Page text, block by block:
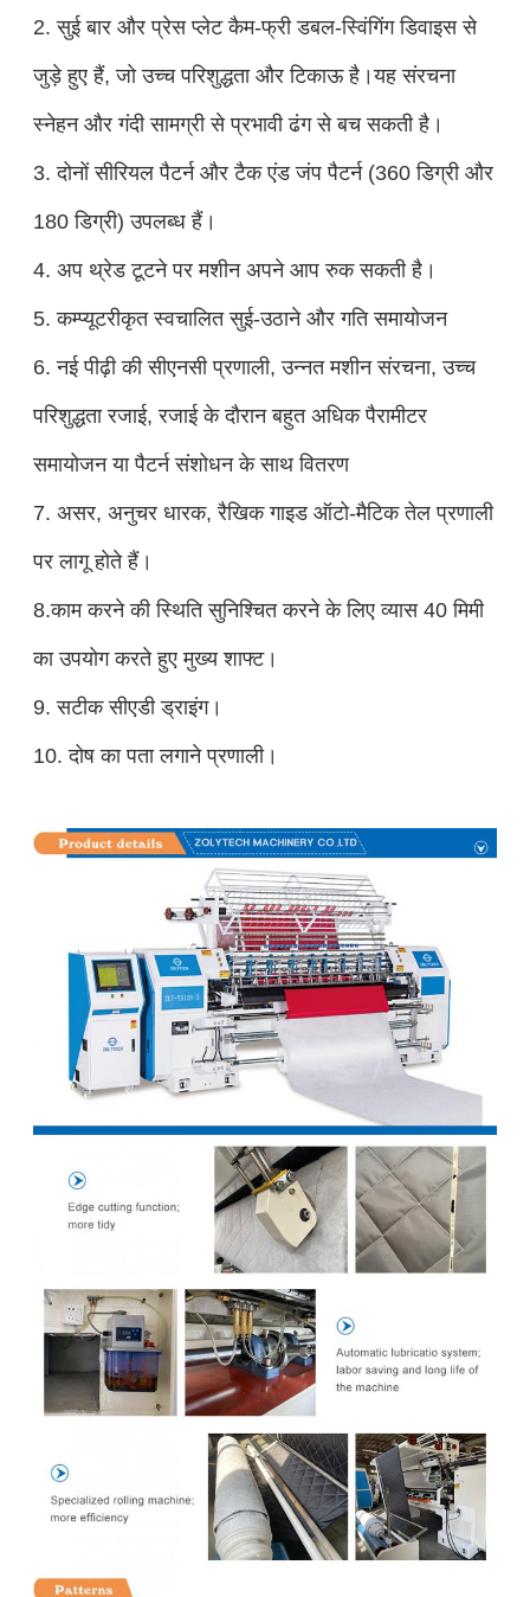
2. सुई बार और प्रेस प्लेट कैम-फ्री डबल-स्विंगिंग डिवाइस से
जुड़े हुए हैं, जो उच्च परिशुद्धता और टिकाऊ है।यह संरचना
स्नेहन और गंदी सामग्री से प्रभावी ढंग से बच सकती है।
3. दोनों सीरियल पैटर्न और टैक एंड जंप पैटर्न (360 डिग्री और
180 डिग्री) उपलब्ध हैं।
4. अप थ्रेड टूटने पर मशीन अपने आप रुक सकती है।
5. कम्प्यूटरीकृत स्वचालित सुई-उठाने और गति समायोजन
6. नई पीढ़ी की सीएनसी प्रणाली, उन्नत मशीन संरचना, उच्च
परिशुद्धता रजाई, रजाई के दौरान बहुत अधिक पैरामीटर
समायोजन या पैटर्न संशोधन के साथ वितरण
7. असर, अनुचर धारक, रैखिक गाइड ऑटो-मैटिक तेल प्रणाली
पर लागू होते हैं।
8.काम करने की स्थिति सुनिश्चित करने के लिए व्यास 40 मिमी
का उपयोग करते हुए मुख्य शाफ्ट।
9. सटीक सीएडी ड्राइंग।
10. दोष का पता लगाने प्रणाली।